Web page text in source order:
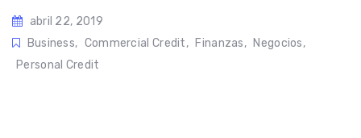
abril 22, 2019
Business, Commercial Credit, Finanzas, Negocios,
Personal Credit